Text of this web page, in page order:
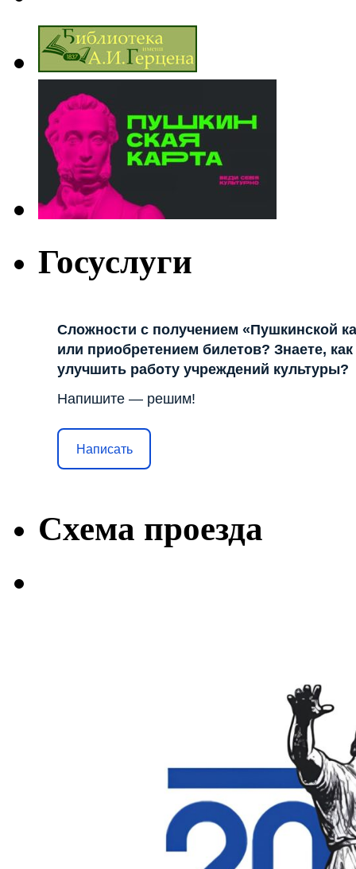
Госуслуги
Сложности с получением «Пушкинской
или приобретением билетов? Знаете, как
улучшить работу учреждений культуры?
Напишите — решим!
Написать
Схема проезда